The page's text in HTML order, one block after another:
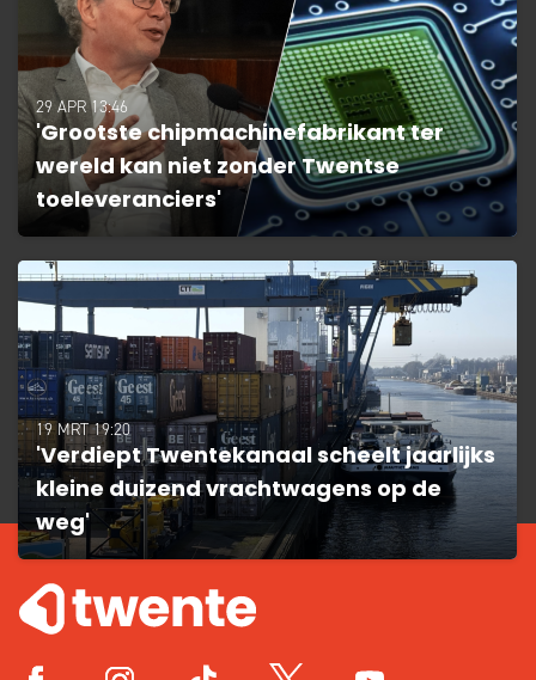
29 APR 13:46
'Grootste chipmachinefabrikant ter
wereld kan niet zonder Twentse
toeleveranciers'
19 MRT 19:20
'Verdiept Twentekanaal scheelt jaarlijks
kleine duizend vrachtwagens op de
weg'